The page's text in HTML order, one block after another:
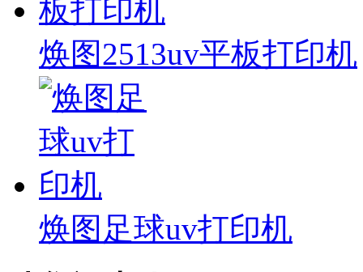
焕图2513uv平板打印机
焕图足球uv打印机